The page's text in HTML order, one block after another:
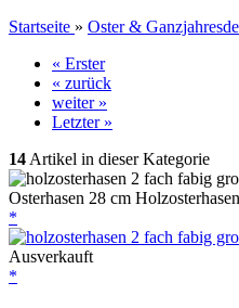
Startseite » Oster &
« Erster
« zurück
weiter »
Letzter »
14 Artikel in dieser Kategorie
Osterhasen 28 cm
*
Ausverkauft
*